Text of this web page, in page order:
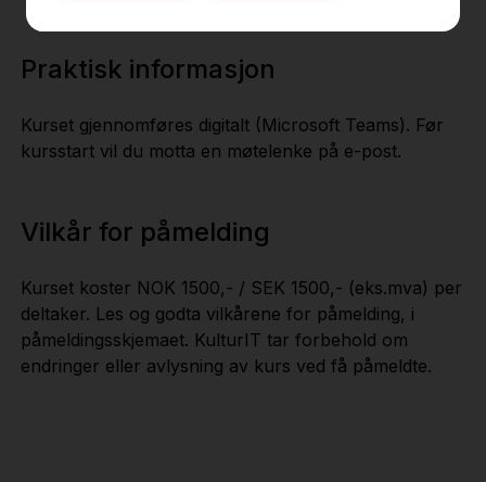
Praktisk informasjon
Kurset gjennomføres digitalt (Microsoft Teams). Før
kursstart vil du motta en møtelenke på e-post.
Vilkår for påmelding
Kurset koster NOK 1500,- / SEK 1500,- (eks.mva) per
deltaker. Les og godta vilkårene for påmelding, i
påmeldingsskjemaet. KulturIT tar forbehold om
endringer eller avlysning av kurs ved få påmeldte.